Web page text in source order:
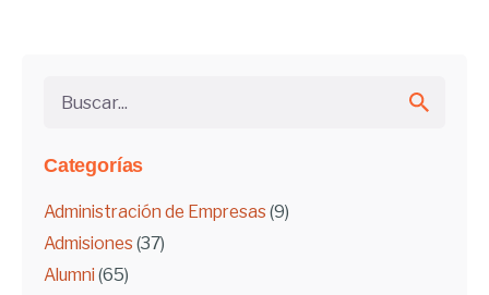
Categorías
Administración de Empresas (9)
Admisiones (37)
Alumni (65)